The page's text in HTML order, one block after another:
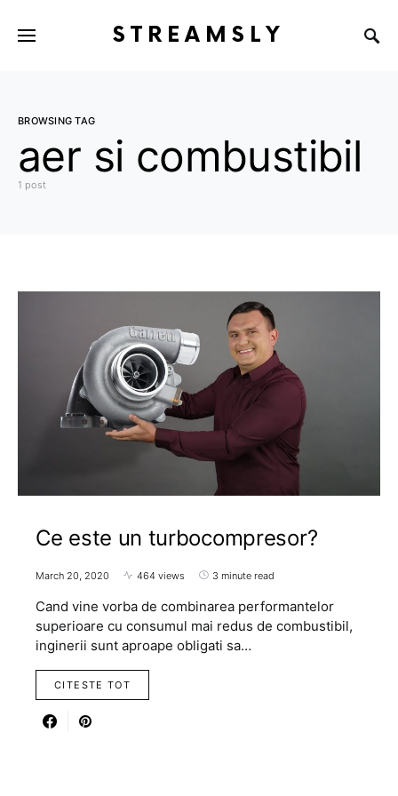
STREAMSLY
BROWSING TAG
aer si combustibil
1 post
Ce este un turbocompresor?
March 20, 2020 464 views 3 minute read
Cand vine vorba de combinarea performantelor
superioare cu consumul mai redus de combustibil,
inginerii sunt aproape obligati sa…
CITESTE TOT